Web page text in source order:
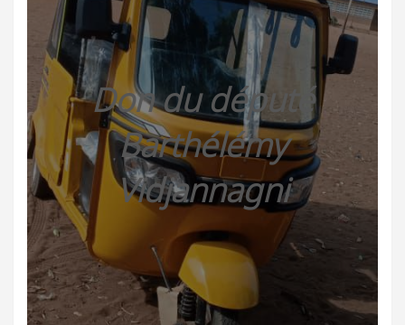
Don du député
Barthélémy
Vidjannagni